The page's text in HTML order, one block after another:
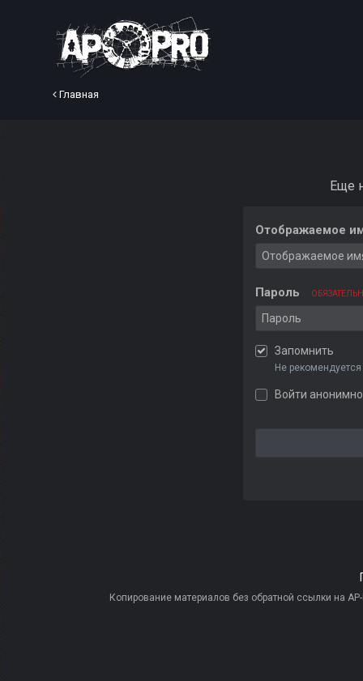
Главная
Еще
Отображаемое
Пароль
Запомнить
Не
Войти анонимно
Копирование материалов без обратной ссылки на